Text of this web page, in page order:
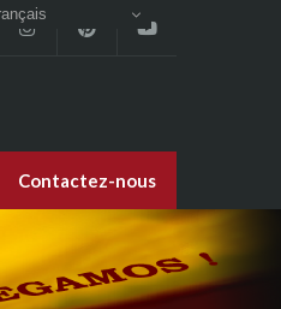
Contactez-nous